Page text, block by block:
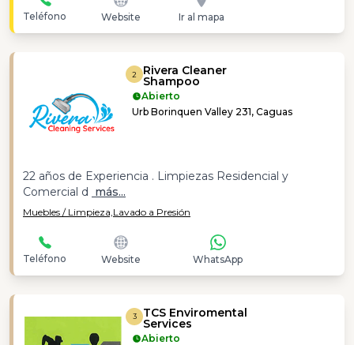
Teléfono Website Ir al mapa
2 Rivera Cleaner
Shampoo
Abierto
Urb Borinquen Valley 231, Caguas
22 años de Experiencia . Limpiezas Residencial y
Comercial d más...
Muebles / Limpieza, Lavado a Presión
Teléfono Website WhatsApp
3 TCS Enviromental
Services
Abierto